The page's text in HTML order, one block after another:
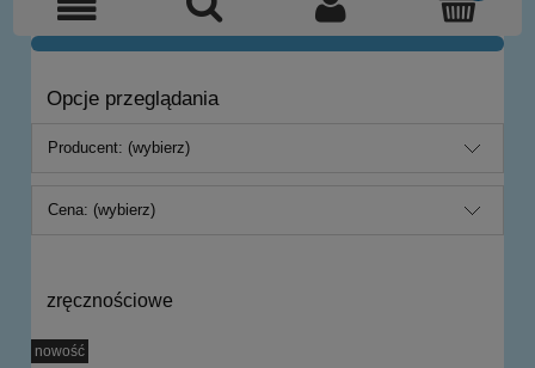
Opcje przeglądania
Producent: (wybierz)
Cena: (wybierz)
zręcznościowe
nowość